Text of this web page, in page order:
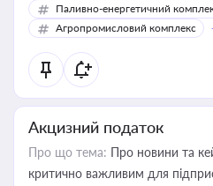
Паливно-енергетичний
Агропромисловий комплекс
Акцизний податок
Про що тема: Про новини та
критично важливим для